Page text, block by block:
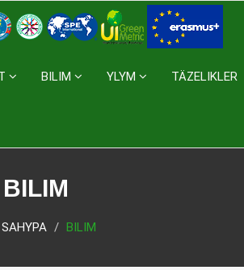
BILIM YLYM TÄZELIKLER
BILIM
BILIM